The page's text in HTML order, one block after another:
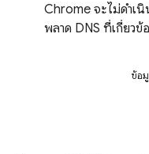
Chrome จะไม่ดำเ
พลาด DNS ที่เกี่ยว
ข้อ